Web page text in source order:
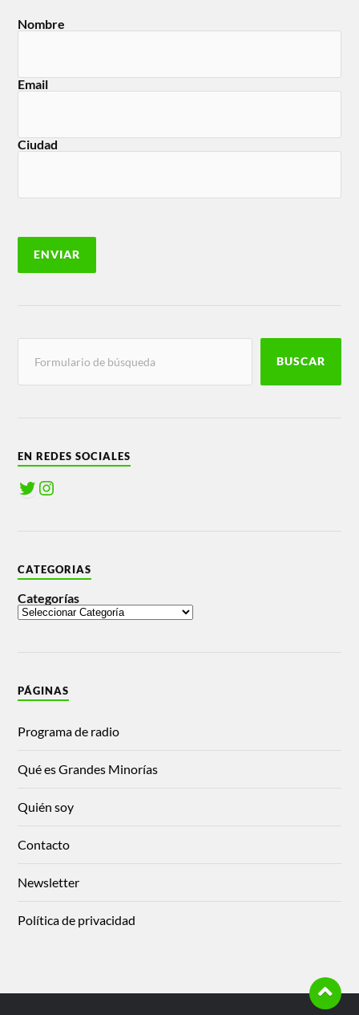
Nombre
Email
Ciudad
BUSCAR
EN REDES SOCIALES
CATEGORIAS
Categorías
PÁGINAS
Programa de radio
Qué es Grandes Minorías
Quién soy
Contacto
Newsletter
Política de privacidad